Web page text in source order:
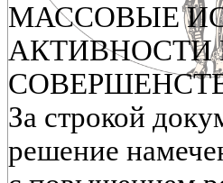
МАССОВЫЕ
АКТИВНОСТИ
За строкой
решение